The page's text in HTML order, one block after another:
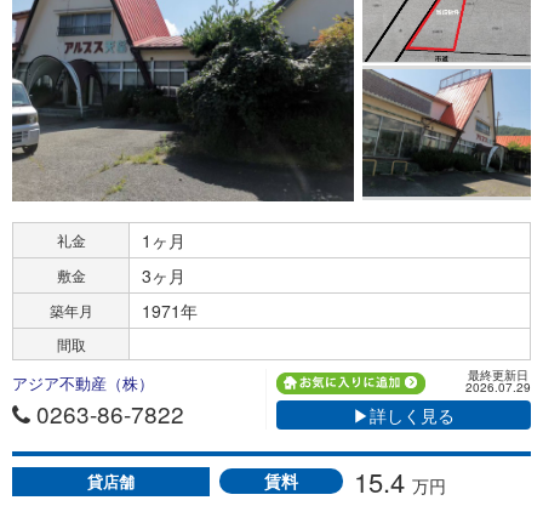
礼金 1ヶ月
敷金 3ヶ月
築年月 1971年
間取
アジア不動産（株）
0263-86-7822
最終更新日
2026.07.29
▶詳しく見る
貸店舗 賃料 15.4 万円